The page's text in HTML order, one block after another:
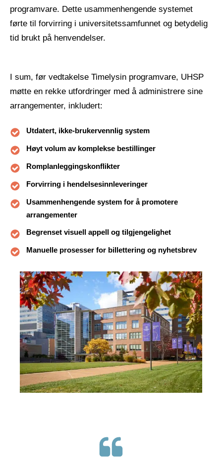
programvare. Dette usammenhengende systemet
førte til forvirring i universitetssamfunnet og betydelig
tid brukt på henvendelser.
I sum, før vedtakelse Timelysin programvare, UHSP
møtte en rekke utfordringer med å administrere sine
arrangementer, inkludert:
Utdatert, ikke-brukervennlig system
Høyt volum av komplekse bestillinger
Romplanleggingskonflikter
Forvirring i hendelsesinnleveringer
Usammenhengende system for å promotere
arrangementer
Begrenset visuell appell og tilgjengelighet
Manuelle prosesser for billettering og nyhetsbrev